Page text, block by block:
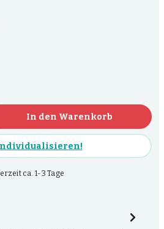
In den Warenkorb
ca. 1-3 Tage